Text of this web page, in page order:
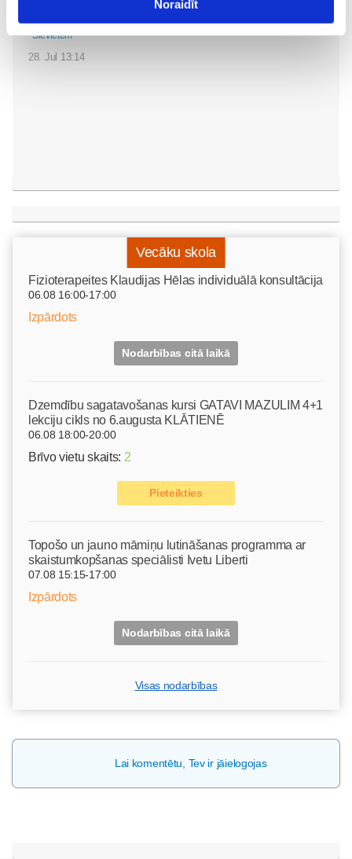
Noraidīt
Sievietēm
28. Jul 13:14
Vecāku skola
Fizioterapeites Klaudijas Hēlas individuālā konsultācija
06.08 16:00-17:00
Izpārdots
Nodarbības citā laikā
Dzemdību sagatavošanas kursi GATAVI MAZULIM 4+1
lekciju cikls no 6.augusta KLĀTIENĒ
06.08 18:00-20:00
Brīvo vietu skaits: 2
Pieteikties
Topošo un jauno māmiņu lutināšanas programma ar
skaistumkopšanas speciālisti Ivetu Liberti
07.08 15:15-17:00
Izpārdots
Nodarbības citā laikā
Visas nodarbības
Lai komentētu, Tev ir jāielogojas